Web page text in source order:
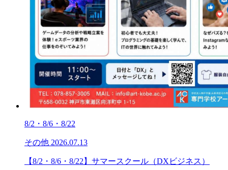
8/2・8/6・8/22
その他 2026.07.13
【8/2・8/6・8/22】サマースクール（DXビジネス）